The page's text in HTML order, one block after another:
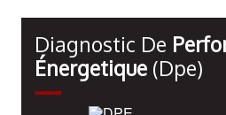
Diagnostic De
Énergetique (dpe)